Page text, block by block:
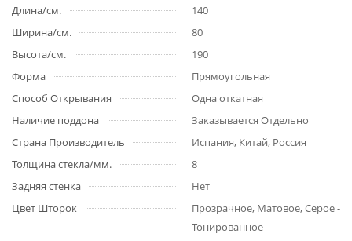
Длина/см.
140
Ширина/см.
80
Высота/см.
190
Форма
Прямоугольная
Способ Открывания
Одна откатная
Наличие поддона
Заказывается Отдельно
Страна Производитель
Испания, Китай, Россия
Толщина стекла/мм.
8
Задняя стенка
Нет
Цвет Шторок
Прозрачное, Матовое, Серое -
Тонированное